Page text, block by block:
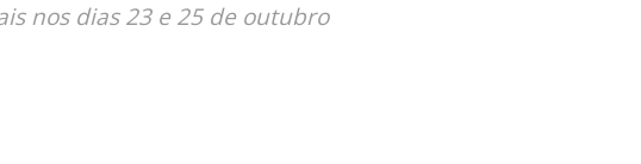
nos dias 23 e 25 de outubro